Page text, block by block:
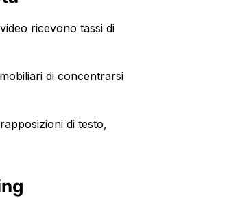
ricevono tassi di
di concentrarsi
di testo,